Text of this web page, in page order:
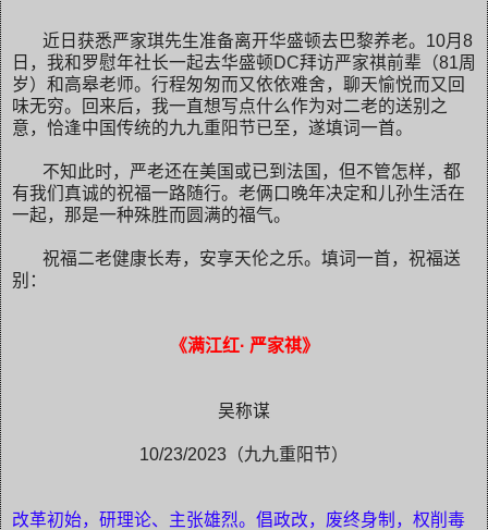
近日获悉严家琪先生准备离开华盛顿去巴黎养老。10月8
日，我和罗慰年社长一起去华盛顿DC拜访严家祺前辈（81周
岁）和高皋老师。行程匆匆而又依依难舍，聊天愉悦而又回
味无穷。回来后，我一直想写点什么作为对二老的送别之
意， 恰逢中国传统的九九重阳节已至，遂填词一首。
不知此时，严老还在美国或已到法国，但不管怎样，都
有我们真诚的祝福一路随行。老俩口晚年决定和儿孙生活在
一起，那是一种殊胜而圆满的福气。
祝福二老健康长寿，安享天伦之乐。填词一首，祝福送
别：
《满江红· 严家祺》
吴称谋
10/23/2023（九九重阳节）
改革初始，研理论、主张雄烈。倡政改，废终身制，权削毒